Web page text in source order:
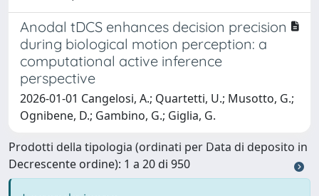
Anodal tDCS enhances decision precision
during biological motion perception: a
computational active inference
perspective
2026-01-01 Cangelosi, A.; Quartetti, U.; Musotto, G.;
Ognibene, D.; Gambino, G.; Giglia, G.
Prodotti della tipologia (ordinati per Data di deposito in
Decrescente ordine): 1 a 20 di 950